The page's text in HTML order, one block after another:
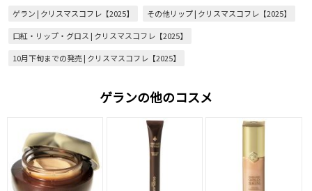
ゲラン | クリスマスコフレ【2025】
その他リップ | クリスマスコフレ【2025】
口紅・リップ・グロス | クリスマスコフレ【2025】
10月下旬までの発売 | クリスマスコフレ【2025】
ゲランの他のコスメ